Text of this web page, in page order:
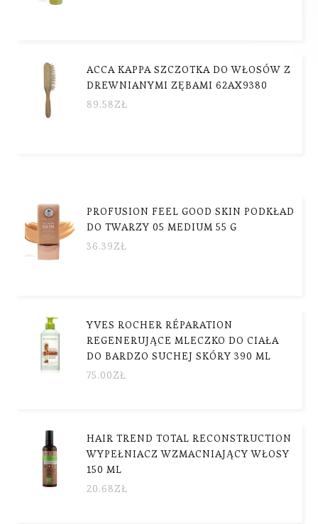
ACCA KAPPA SZCZOTKA DO WŁOSÓW Z
DREWNIANYMI ZĘBAMI 62AX9380
89.58ZŁ
PROFUSION FEEL GOOD SKIN PODKŁAD
DO TWARZY 05 MEDIUM 55 G
36.39ZŁ
YVES ROCHER RÉPARATION
REGENERUJĄCE MLECZKO DO CIAŁA
DO BARDZO SUCHEJ SKÓRY 390 ML
75.00ZŁ
HAIR TREND TOTAL RECONSTRUCTION
WYPEŁNIACZ WZMACNIAJĄCY WŁOSY
150 ML
20.68ZŁ